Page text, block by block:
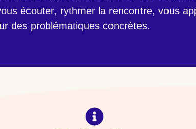
écouter, rythmer la rencontre, vous
des problématiques concrètes.